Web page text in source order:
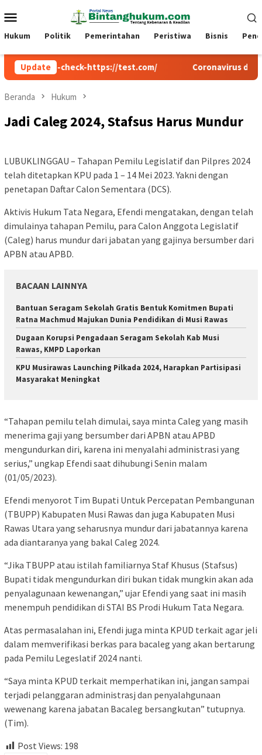
ke
kontenMobile
Hukum Politik Pemerintahan Peristiwa Bisnis
Update
cw-check-https://test.com/ Coronavirus disease 2019
Beranda Hukum
Jadi Caleg 2024, Stafsus Harus Mundur
LUBUKLINGGAU – Tahapan Pemilu Legislatif dan Pilpres 2024
telah ditetapkan KPU pada 1 – 14 Mei 2023. Yakni dengan
penetapan Daftar Calon Sementara (DCS).
Aktivis Hukum Tata Negara, Efendi mengatakan, dengan telah
dimulainya tahapan Pemilu, para Calon Anggota Legislatif
(Caleg) harus mundur dari jabatan yang gajinya bersumber dari
APBN atau APBD.
BACAAN LAINNYA
Bantuan Seragam Sekolah Gratis Bentuk Komitmen Bupati
Ratna Machmud Majukan Dunia Pendidikan di Musi Rawas
Dugaan Korupsi Pengadaan Seragam Sekolah Kab Musi
Rawas, KMPD Laporkan
KPU Musirawas Launching Pilkada 2024, Harapkan Partisipasi
Masyarakat Meningkat
“Tahapan pemilu telah dimulai, saya minta Caleg yang masih
menerima gaji yang bersumber dari APBN atau APBD
mengundurkan diri, karena ini menyalahi administrasi yang
serius,” ungkap Efendi saat dihubungi Senin malam
(01/05/2023).
Efendi menyorot Tim Bupati Untuk Percepatan Pembangunan
(TBUPP) Kabupaten Musi Rawas dan juga Kabupaten Musi
Rawas Utara yang seharusnya mundur dari jabatannya karena
ada diantaranya yang bakal Caleg 2024.
“Jika TBUPP atau istilah familiarnya Staf Khusus (Stafsus)
Bupati tidak mengundurkan diri bukan tidak mungkin akan ada
penyalagunaan kewenangan,” ujar Efendi yang saat ini masih
menempuh pendidikan di STAI BS Prodi Hukum Tata Negara.
Atas permasalahan ini, Efendi juga minta KPUD terkait agar jeli
dalam memverifikasi berkas para bacaleg yang akan bertarung
pada Pemilu Legeslatif 2024 nanti.
“Saya minta KPUD terkait memperhatikan ini, jangan sampai
terjadi pelanggaran administrasj dan penyalahgunaan
wewenang karena jabatan Bacaleg bersangkutan” tutupnya.
(Tim).
Post Views: 198